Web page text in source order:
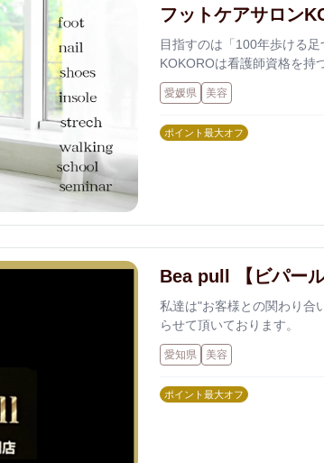
フットケアサロン
目指すのは「100年歩ける
KOKOROは看護師資格を持
ア。一生自分の足で笑顔で
します。
愛媛県 美容
ポイント最大オフ
Bea pull 【ビパール
私達は"お客様との関わり合
らせて頂いております。
愛知県 美容
ポイント最大オフ